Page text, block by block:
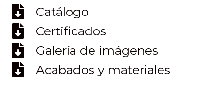
Catálogo
Certificados
Galería de imágenes
Acabados y materiales